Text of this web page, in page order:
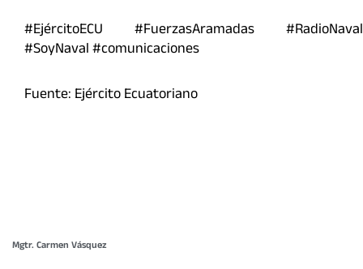
#EjércitoECU #FuerzasAramadas #RadioNaval
#SoyNaval #comunicaciones
Fuente: Ejército Ecuatoriano
Mgtr. Carmen Vásquez